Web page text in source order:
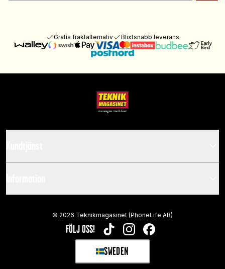
Gratis fraktalternativ Blixtsnabb leverans
FÖLJ OSS! TIKTOKINSTAGRAMFACEBOOK
SWEDEN
SELECT MARKET
© 2026 Teknikmagasinet (PhoneLife AB)